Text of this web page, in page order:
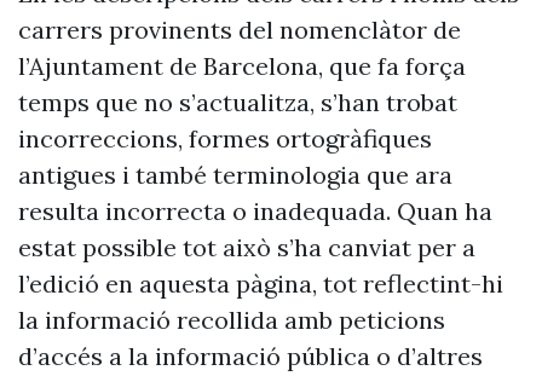
carrers provinents del nomenclàtor de
l’Ajuntament de Barcelona, que fa força
temps que no s’actualitza, s’han trobat
incorreccions, formes ortogràfiques
antigues i també terminologia que ara
resulta incorrecta o inadequada. Quan ha
estat possible tot això s’ha canviat per a
l’edició en aquesta pàgina, tot reflectint-hi
la informació recollida amb peticions
d’accés a la informació pública o d’altres